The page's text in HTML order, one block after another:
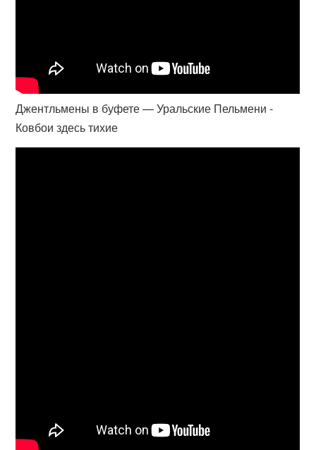
Джентльмены в буфете — Уральские Пельмени -
Ковбои здесь тихие